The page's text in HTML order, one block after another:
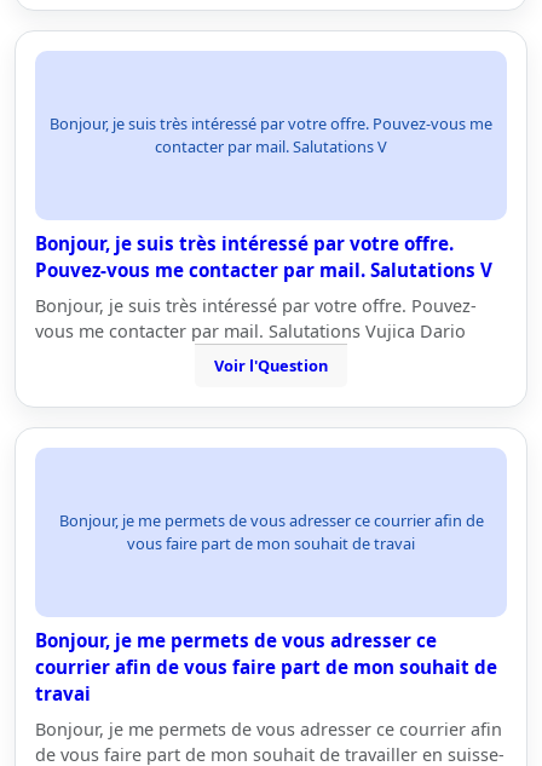
Bonjour, je suis très intéressé par votre offre. Pouvez-vous me
contacter par mail. Salutations V
Bonjour, je suis très intéressé par votre offre.
Pouvez-vous me contacter par mail. Salutations V
Bonjour, je suis très intéressé par votre offre. Pouvez-
vous me contacter par mail. Salutations Vujica Dario
Voir l'Question
Bonjour, je me permets de vous adresser ce courrier afin de
vous faire part de mon souhait de travai
Bonjour, je me permets de vous adresser ce
courrier afin de vous faire part de mon souhait de
travai
Bonjour, je me permets de vous adresser ce courrier afin
de vous faire part de mon souhait de travailler en suisse-